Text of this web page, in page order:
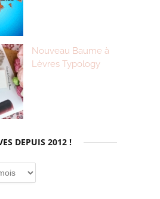
Nouveau Baume à
Lèvres Typology
DEPUIS 2012 !